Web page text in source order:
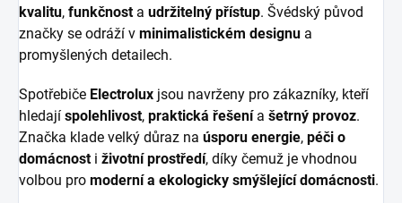
kvalitu, funkčnosta udržitelný přístup. Švédský původ
značky se odráží v minimalistickém designu a
promyšlených detailech.
Spotřebiče Electrolux jsou navrženy pro zákazníky, kteří
hledají spolehlivost, praktická řešenía šetrný provoz.
Značka klade velký důraz na úsporu energie, péči o
domácnosti životní prostředí, díky čemuž je vhodnou
volbou pro moderní a ekologicky smýšlející domácnosti.